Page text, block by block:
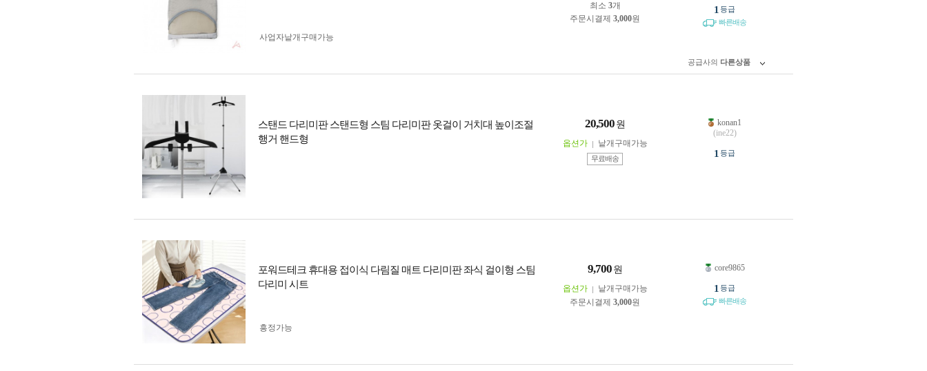
최소 3개
주문시결제 3,000원
사업자 낱개구매가능
1 등급
빠른배송
공급사의 다른상품
스탠드 다리미판 스탠드형 스팀 다리미판 옷걸이 거치대 높이조절
행거 핸드형
20,500 원
옵션가 낱개구매가능
무료배송
konan1
(ine22)
1 등급
포워드테크 휴대용 접이식 다림질 매트 다리미판 좌식 걸이형 스팀
다리미 시트
9,700 원
옵션가
낱개구매가능
주문시결제 3,000원
흥정가능
core9865
1 등급
빠른배송